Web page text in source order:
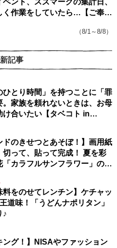
ベント、スズマークの集計日、
く作業をしていたら…【ご奉仕
（8/1～8/8）
記事
ひとり時間」を持つことに「罪
。家族を頼れないときは、お母
け合いたい【タベコト in
ドのきせつとあそぼ！】画用紙
切って、貼って完成！ 夏を彩
「カラフルサンフラワー」の作
料をのせてレンチン】ケチャッ
道味！「うどんナポリタン」
♪
ング！】NISAやファッション